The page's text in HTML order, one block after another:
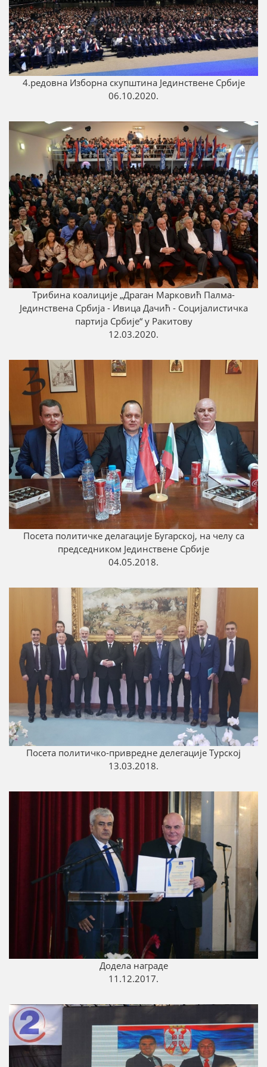
4.редовна Изборна скупштина Јединствене Србије
06.10.2020.
Трибина коалиције „Драган Марковић Палмa-
Јединствена Србија - Ивица Дачић - Социјалистичка
партија Србије“ у Ракитову
12.03.2020.
Посета политичке делагације Бугарској, на челу са
председником Јединствене Србије
04.05.2018.
Посета политичко-привредне делегације Турској
13.03.2018.
Додела награде
11.12.2017.